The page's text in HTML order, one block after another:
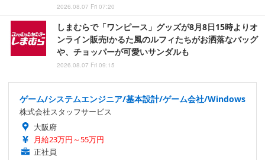
2026.08.07 Fri 07:20
しまむらで「ワンピース」グッズが8月8日15時よりオ
ンライン販売!かるた風のルフィたちがお洒落なバッグ
や、チョッパーが可愛いサンダルも
2026.08.07 Fri 09:15
ゲーム/システムエンジニア/基本設計/ゲーム会社/Windows
株式会社スタッフサービス
大阪府
月給23万円～55万円
正社員